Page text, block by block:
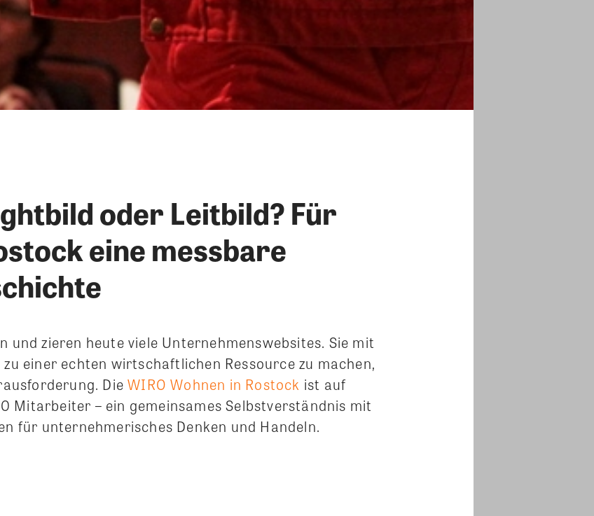
oder Leitbild? Für
eine messbare
und zieren heute viele Unternehmenswebsites. Sie mit
einer echten wirtschaftlichen Ressource zu machen,
DieWIRO Wohnen in Rostock ist auf
Mitarbeiter – ein gemeinsames Selbstverständnis mit
für unternehmerisches Denken und Handeln.